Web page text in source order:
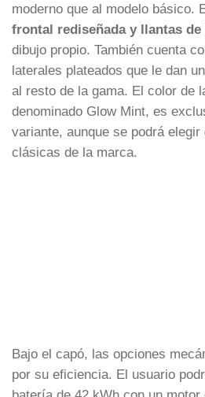
moderno que al modelo básico.
frontal rediseñada y llantas de
dibujo propio. También cuenta
laterales plateados que le dan
al resto de la gama. El color de
denominado Glow Mint, es
variante, aunque se podrá
clásicas de la marca.
Bajo el capó, las opciones
por su eficiencia. El usuario